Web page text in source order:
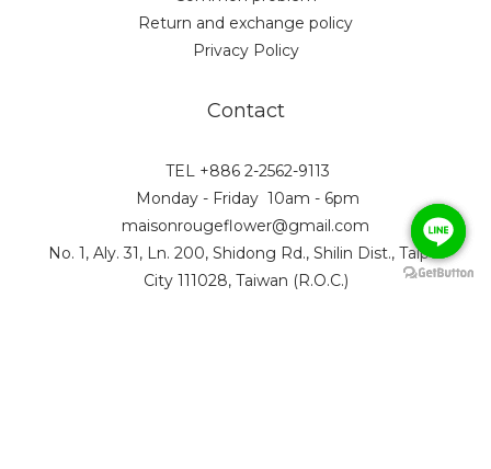
Return and exchange policy
Privacy Policy
Contact
TEL +886 2-2562-9113
Monday - Friday 10am - 6pm
maisonrougeflower@gmail.com
No. 1, Aly. 31, Ln. 200, Shidong Rd., Shilin Dist., Taipei
City 111028, Taiwan (R.O.C.)